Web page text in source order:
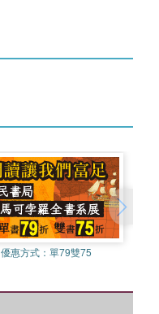
優惠方式：單79雙75